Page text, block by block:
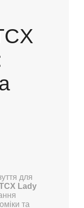
для
Lady
та